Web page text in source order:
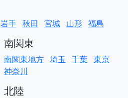
岩手 秋田 宮城 山形 福島
南関東
南関東地方 埼玉 千葉 東京
神奈川
北陸